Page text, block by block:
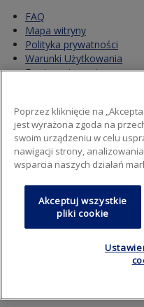
FAQ
Mapa witryny
Polityka prywatności
Warunki Użytkowania
Dostawy i zwroty
AGC Automotive Poland
ul. Bohaterów Warszawy 11
75-211 Koszalin
Footer
Mapa witryny
Warunki Użytkowania
Poprzez kliknięcie na
jest wyrażona zgoda na
swoim urządzeniu w celu
nawigacji strony,
wsparcia naszych działań
Akceptuj wszystkie
pliki cookie